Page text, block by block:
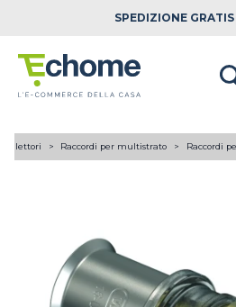
SPEDIZIONE
collettori Raccordi per multistrato Raccordi